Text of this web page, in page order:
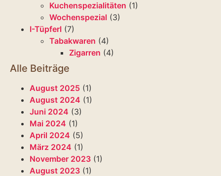
Kuchenspezialitäten (1)
Wochenspezial (3)
I-Tüpferl (7)
Tabakwaren (4)
Zigarren (4)
Alle Beiträge
August 2025 (1)
August 2024 (1)
Juni 2024 (3)
Mai 2024 (1)
April 2024 (5)
März 2024 (1)
November 2023 (1)
August 2023 (1)